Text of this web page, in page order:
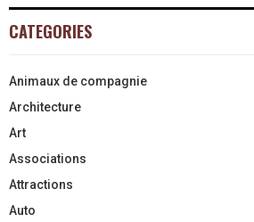
CATEGORIES
Animaux de compagnie
Architecture
Art
Associations
Attractions
Auto